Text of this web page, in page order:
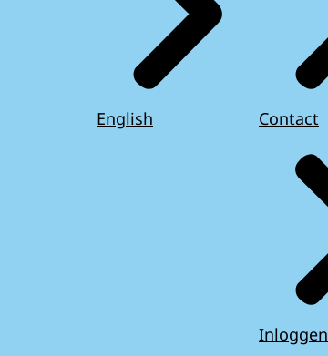
English Contact
Inloggen